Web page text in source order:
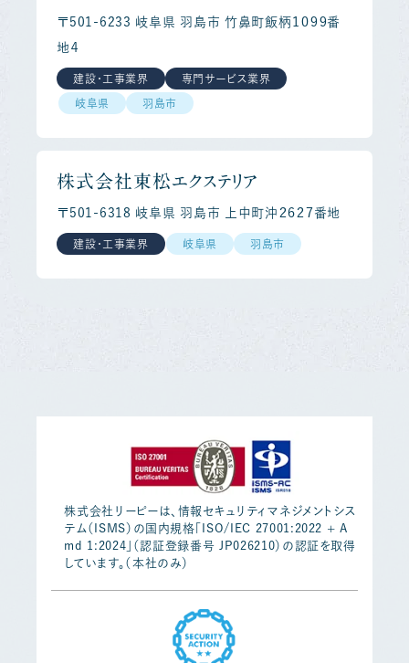
〒501-6233 岐阜県 羽島市 竹鼻町飯柄１０９９番
地４
建設・工事業界 専門サービス業界
岐阜県 羽島市
株式会社東松エクステリア
〒501-6318 岐阜県 羽島市 上中町沖２６２７番地
建設・工事業界 岐阜県 羽島市
株式会社リーピーは、情報セキュリティマネジメントシス
テム（ISMS）の国内規格「ISO/IEC 27001:2022 + A
md 1:2024」（認証登録番号 JP026210）の認証を取得
しています。（本社のみ）